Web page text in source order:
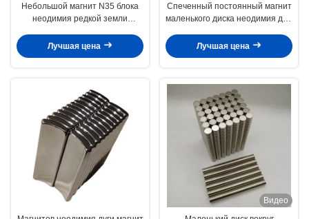
Небольшой магнит N35 блока
неодимия редкой земли
пользу покрытия
Лучшая цена
Спеченный постоянный магнит
маленького диска неодимия для
Н33 Н35
Лучшая цена
Видео